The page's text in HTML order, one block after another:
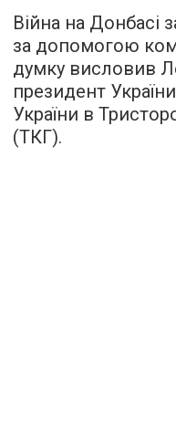
Війна на Донбасі
за допомогою
думку висловив
президент
України в
(ТКГ).